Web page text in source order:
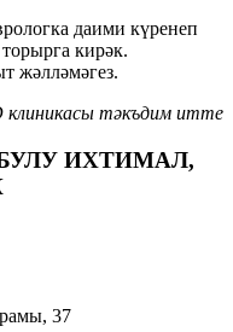
даими күренеп
кирәк.
жәлләмәгез.
тәкъдим итте
ИХТИМАЛ,
37